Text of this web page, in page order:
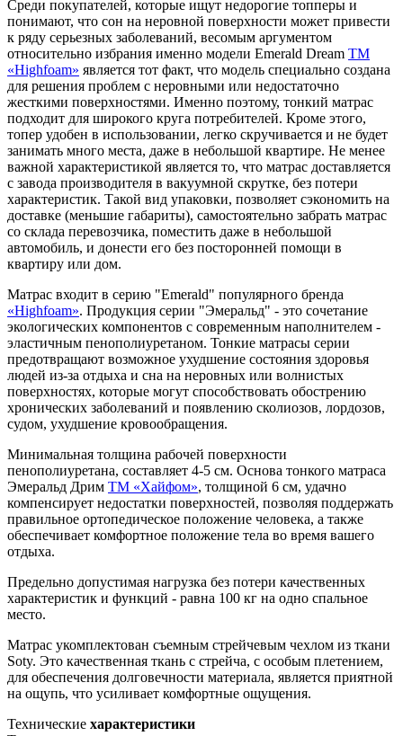
Среди покупателей, которые ищут недорогие топперы и
понимают, что сон на неровной поверхности может привести
к ряду серьезных заболеваний, весомым аргументом
относительно избрания именно модели Emerald Dream TM
«Highfoam» является тот факт, что модель специально создана
для решения проблем с неровными или недостаточно
жесткими поверхностями. Именно поэтому, тонкий матрас
подходит для широкого круга потребителей. Кроме этого,
топер удобен в использовании, легко скручивается и не будет
занимать много места, даже в небольшой квартире. Не менее
важной характеристикой является то, что матрас доставляется
с завода производителя в вакуумной скрутке, без потери
характеристик. Такой вид упаковки, позволяет сэкономить на
доставке (меньшие габариты), самостоятельно забрать матрас
со склада перевозчика, поместить даже в небольшой
автомобиль, и донести его без посторонней помощи в
квартиру или дом.
Матрас входит в серию "Emerald" популярного бренда
«Highfoam». Продукция серии "Эмеральд" - это сочетание
экологических компонентов с современным наполнителем -
эластичным пенополиуретаном. Тонкие матрасы серии
предотвращают возможное ухудшение состояния здоровья
людей из-за отдыха и сна на неровных или волнистых
поверхностях, которые могут способствовать обострению
хронических заболеваний и появлению сколиозов, лордозов,
судом, ухудшение кровообращения.
Минимальная толщина рабочей поверхности
пенополиуретана, составляет 4-5 см. Основа тонкого матраса
Эмеральд Дрим TM «Хайфом», толщиной 6 см, удачно
компенсирует недостатки поверхностей, позволяя поддержать
правильное ортопедическое положение человека, а также
обеспечивает комфортное положение тела во время вашего
отдыха.
Предельно допустимая нагрузка без потери качественных
характеристик и функций - равна 100 кг на одно спальное
место.
Матрас укомплектован съемным стрейчевым чехлом из ткани
Soty. Это качественная ткань с стрейча, с особым плетением,
для обеспечения долговечности материала, является приятной
на ощупь, что усиливает комфортные ощущения.
Технические характеристики